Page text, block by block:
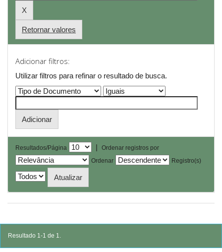
Retornar valores
Adicionar filtros:
Utilizar filtros para refinar o resultado de busca.
Resultados/Página |
Ordenar registros por
Ordenar
Registro(s)
Resultado 1-1 de 1.